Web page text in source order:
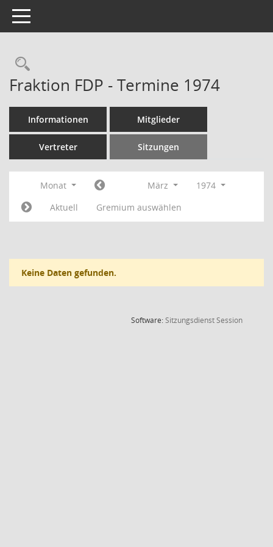
Toggle navigation
Rechercheauswahl
Fraktion FDP - Termine 1974
Informationen Mitglieder
Vertreter Sitzungen
Monat März
1974
Aktuell
Gremium auswählen
Keine Daten gefunden.
Software:SitzungsdienstSession(Wird in